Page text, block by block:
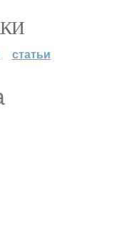
статьи